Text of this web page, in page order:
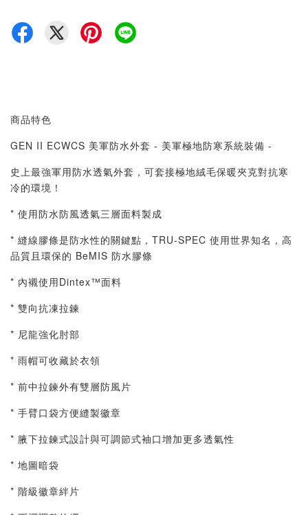
商品特色
GEN II ECWCS 美軍防水外套 - 美軍極地防寒系統裝備 -
史上最強軍用防水透氣外套，可套接極地絨毛保暖夾克對抗寒
冷的環境！
* 使用防水防風透氣三層面料製成
* 縫線膠條是防水性的關鍵點，TRU-SPEC 使用世界知名，高
品質且環保的 BeMIS 防水膠條
* 內襯使用Dintex™面料
* 雙向抗凍拉鍊
* 尼龍強化肘部
* 雨帽可收藏於衣領
* 前中拉鍊外有雙層防風片
* 手臂口袋方便縫製徽章
* 腋下拉鍊式設計與可調節式袖口增加更多透氣性
* 地圖暗袋
* 階級徽章絆片